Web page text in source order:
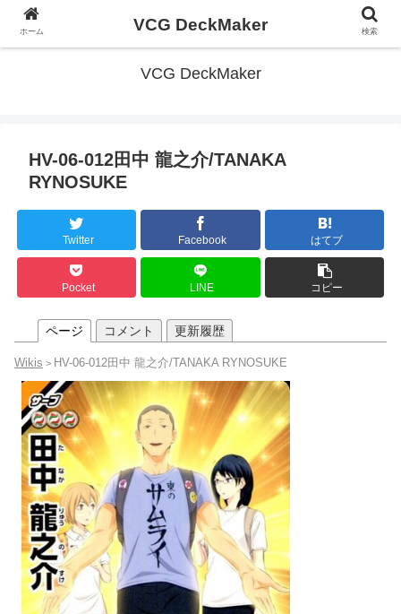
VCG DeckMaker
HV-06-012田中 龍之介/TANAKA
RYNOSUKE
Twitter Facebook はてブ
Pocket LINE コピー
ページ コメント 更新履歴
Wikis > HV-06-012田中 龍之介/TANAKA RYNOSUKE
ホーム VCG DeckMaker 検索